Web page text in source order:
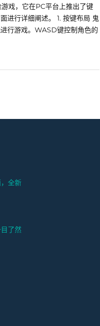
戏，它在PC平台上推出了键
进行详细阐述。 1. 按键布局 鬼
行游戏。WASD键控制角色的
全新
了然